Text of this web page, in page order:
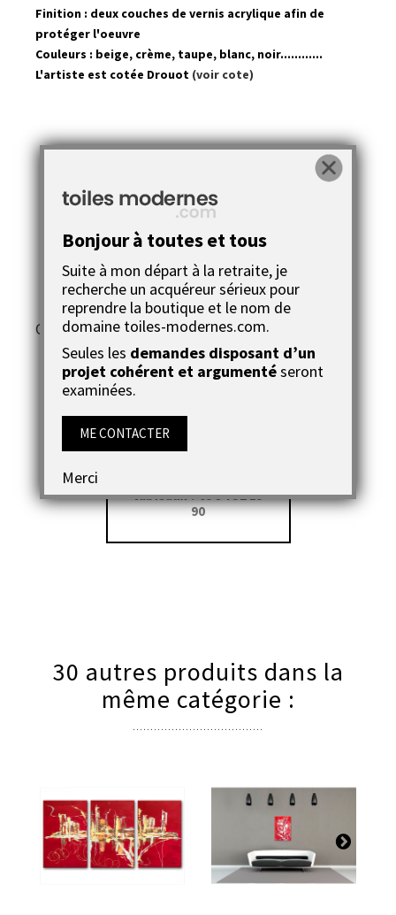
Finition : deux couches de vernis acrylique afin de
protéger l'oeuvre
Couleurs : beige, crème, taupe, blanc, noir............
L'artiste est cotée Drouot (voir cote)
Ce tableau moderne est
présent dans les catégories
suivantes :
Galerie Tableaux Modernes
Une question, un
tableaux ? 05 34 52 15
90
30 autres produits dans la
même catégorie :
Bonjour à toutes et tous
Suite à mon départ à la retraite, je
recherche un acquéreur sérieux pour
reprendre la boutique et le nom de
domaine toiles-modernes.com.
Seules les demandes disposant d’un
projet cohérent et argumentéseront
examinées.
ME CONTACTER
Merci